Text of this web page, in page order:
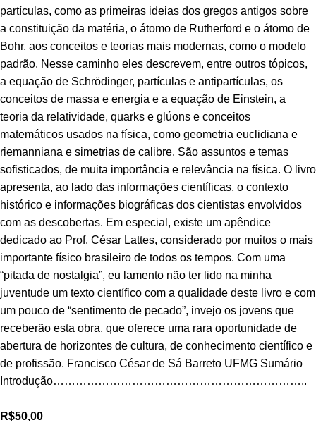
partículas, como as primeiras ideias dos gregos antigos sobre
a constituição da matéria, o átomo de Rutherford e o átomo de
Bohr, aos conceitos e teorias mais modernas, como o modelo
padrão. Nesse caminho eles descrevem, entre outros tópicos,
a equação de Schrödinger, partículas e antipartículas, os
conceitos de massa e energia e a equação de Einstein, a
teoria da relatividade, quarks e glúons e conceitos
matemáticos usados na física, como geometria euclidiana e
riemanniana e simetrias de calibre. São assuntos e temas
sofisticados, de muita importância e relevância na física. O livro
apresenta, ao lado das informações científicas, o contexto
histórico e informações biográficas dos cientistas envolvidos
com as descobertas. Em especial, existe um apêndice
dedicado ao Prof. César Lattes, considerado por muitos o mais
importante físico brasileiro de todos os tempos. Com uma
“pitada de nostalgia”, eu lamento não ter lido na minha
juventude um texto científico com a qualidade deste livro e com
um pouco de “sentimento de pecado”, invejo os jovens que
receberão esta obra, que oferece uma rara oportunidade de
abertura de horizontes de cultura, de conhecimento científico e
de profissão. Francisco César de Sá Barreto UFMG Sumário
Introdução…………………………………………………………..
R$50,00